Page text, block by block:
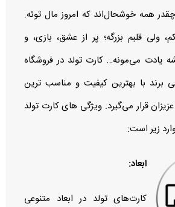
همه خوشحال‌اند که امروز مال توئه.
ولی قلبم بزرگه؛ پر از عشق، بازی، و
یادت می‌مونه… کارت تولد در فروشگاه
برند با بهترین کیفیت و مناسب‌ ترین
قرار می‌گیرد. ویژگی های کارت تولد
ابعاد:
کارت‌های تولد در ابعاد متنوعی